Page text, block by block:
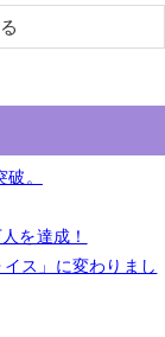
。
を達成！
ス」に変わりまし